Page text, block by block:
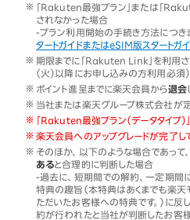
「Rakuten最強プラン」または「
されなかった場合
-プラン利用開始の手続き方法につき
タートガイドまたはeSIM版スタートガイ
期限までに「Rakuten Link」を利用
（火）以降にお申し込みの方利用必須）
ポイント進呈までに楽天会員から退会
当社または楽天グループ株式会社が
「Rakuten最強プラン（データタイプ
楽天会員へのアップグレードが完了し
そのほか、以下のような場合であって
あると合理的に判断した場合
-過去に、短期間での解約、一定期間
特典の趣旨（本特典はあくまでも楽
ただいたお客様への特典です。）に
約が行われたと当社が判断したお客